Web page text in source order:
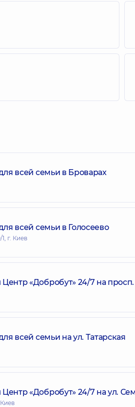
всей семьи в Броварах
всей семьи в Голосеево
г. Киев
«Добробут» 24/7 на
всей семьи на ул. Татарская
«Добробут» 24/7 на ул.